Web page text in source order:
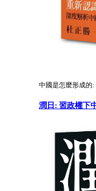
中國是怎麼形成的
潤日: 習政權下